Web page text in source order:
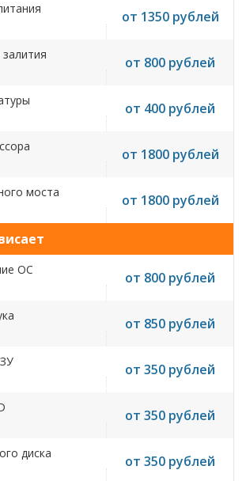
от 1350 рублей
от 800 рублей
от 400 рублей
от 1800 рублей
моста от 1800 рублей
ОС от 800 рублей
от 850 рублей
от 350 рублей
от 350 рублей
диска от 350 рублей